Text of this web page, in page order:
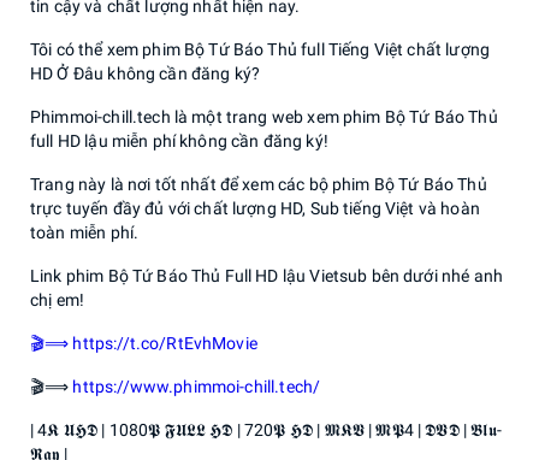
tin cậy và chất lượng nhất hiện nay.
Tôi có thể xem phim Bộ Tứ Báo Thủ full Tiếng Việt chất lượng
HD Ở Đâu không cần đăng ký?
Phimmoi-chill.tech là một trang web xem phim Bộ Tứ Báo Thủ
full HD lậu miễn phí không cần đăng ký!
Trang này là nơi tốt nhất để xem các bộ phim Bộ Tứ Báo Thủ
trực tuyến đầy đủ với chất lượng HD, Sub tiếng Việt và hoàn
toàn miễn phí.
Link phim Bộ Tứ Báo Thủ Full HD lậu Vietsub bên dưới nhé anh
chị em!
🎬⟹ https://t.co/RtEvhMovie
🎬⟹ https://www.phimmoi-chill.tech/
| 4𝕶 𝖀𝕳𝕯 | 1080𝕻 𝕱𝖀𝕷𝕷 𝕳𝕯 | 720𝕻 𝕳𝕯 | 𝕸𝕶𝖁 | 𝕸𝕻4 | 𝕯𝖁𝕯 | 𝕭𝖑𝖚-
𝕽𝖆𝖞 |